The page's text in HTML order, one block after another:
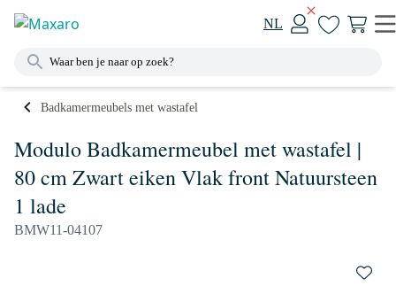
NL
Badkamermeubels met wastafel
Modulo Badkamermeubel met wastafel |
80 cm Zwart eiken Vlak front Natuursteen
1 lade
BMW11-04107